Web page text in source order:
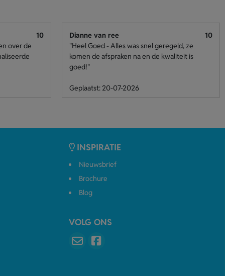
10
over de
Dianne van ree
10
"Heel Goed - Alles was snel geregeld, ze
komen de afspraken na en de kwaliteit is
goed!"
Geplaatst: 20-07-2026
INSPIRATIE
Nieuwsbrief
Brochure
Blog
VOLG ONS